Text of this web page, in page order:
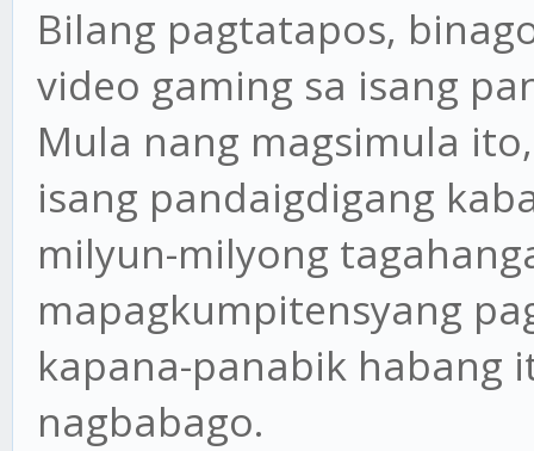
Bilang pagtatapos,
video gaming sa isang
Mula nang magsimula
isang pandaigdigang
milyun-milyong
mapagkumpitensyang
kapana-panabik habang
nagbabago.